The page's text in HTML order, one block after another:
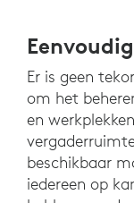
Er is geen
om het
en
beschikbaar
iedereen op